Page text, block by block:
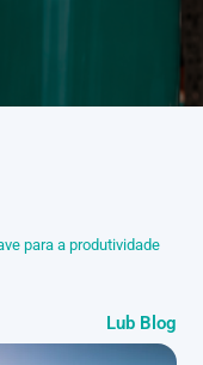
para a produtividade
Lub Blog